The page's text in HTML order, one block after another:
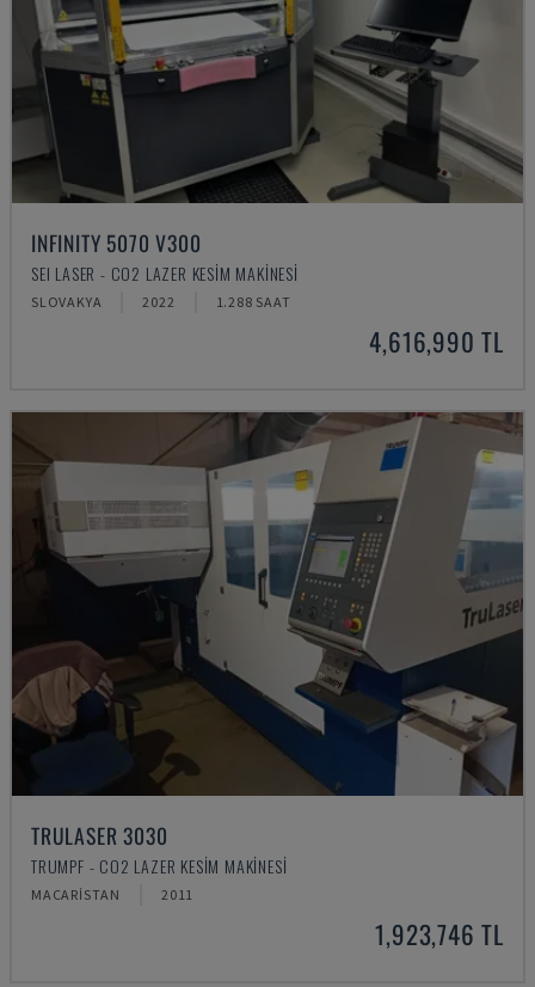
INFINITY 5070 V300
SEI LASER - CO2 LAZER KESIM MAKINESI
SLOVAKYA 2022 1.288 SAAT
4,616,990 TL
TRULASER 3030
TRUMPF - CO2 LAZER KESIM MAKINESI
MACARISTAN 2011
1,923,746 TL